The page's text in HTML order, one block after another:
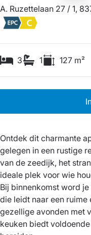
A. Ruzettelaan 27 / 1,
3 1 127 m²
Ontdek dit charmante
gelegen in een rustige
van de zeedijk, het
ideale plek voor wie
Bij binnenkomst word
die leidt naar een
gezellige avonden met
keuken biedt